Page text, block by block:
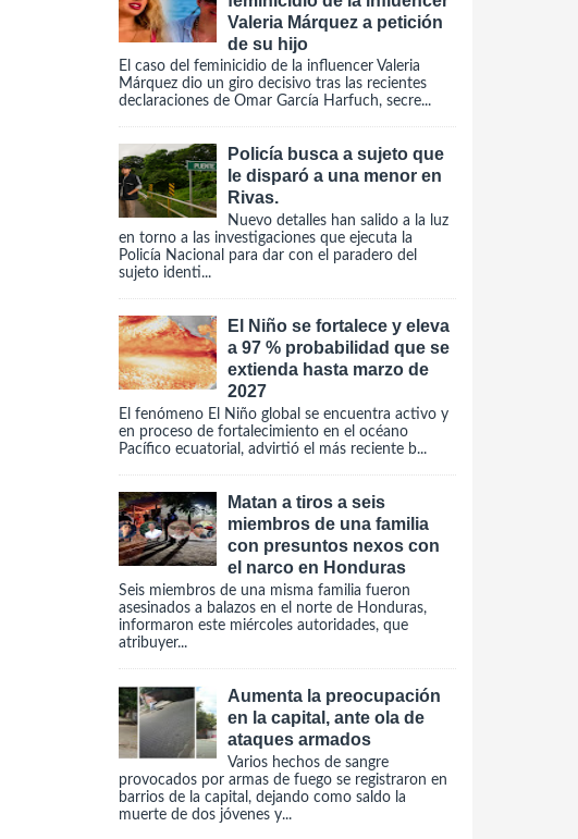
Valeria Márquez a petición
de su hijo
El caso del feminicidio de la influencer Valeria
Márquez dio un giro decisivo tras las recientes
declaraciones de Omar García Harfuch, secre...
Policía busca a sujeto que
le disparó a una menor en
Rivas.
Nuevo detalles han salido a la luz
en torno a las investigaciones que ejecuta la
Policía Nacional para dar con el paradero del
sujeto identi...
El Niño se fortalece y eleva
a 97 % probabilidad que se
extienda hasta marzo de
2027
El fenómeno El Niño global se encuentra activo y
en proceso de fortalecimiento en el océano
Pacífico ecuatorial, advirtió el más reciente b...
Matan a tiros a seis
miembros de una familia
con presuntos nexos con
el narco en Honduras
Seis miembros de una misma familia fueron
asesinados a balazos en el norte de Honduras,
informaron este miércoles autoridades, que
atribuyer...
Aumenta la preocupación
en la capital, ante ola de
ataques armados
Varios hechos de sangre
provocados por armas de fuego se registraron en
barrios de la capital, dejando como saldo la
muerte de dos jóvenes y...